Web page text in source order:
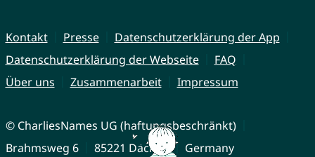
Kontakt Presse
Datenschutzerklärung der App
Datenschutzerklärung der Webseite
FAQ
Über uns
Zusammenarbeit Impressum
© CharliesNames UG (haftungsbeschränkt)
Brahmsweg 6
85221 Dachau Germany